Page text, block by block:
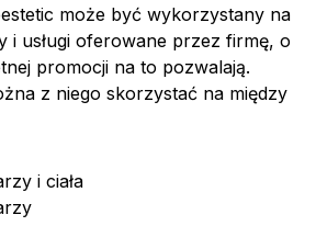
może być wykorzystany na
i usługi oferowane przez firmę, o
promocji na to pozwalają.
z niego skorzystać na między
i ciała